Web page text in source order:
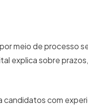
meio de processo
explica sobre
com